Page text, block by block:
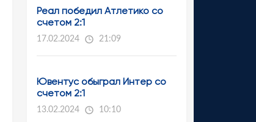
Реал победил Атлетико со
счетом 2:1
17.02.2024 21:09
Ювентус обыграл Интер со
счетом 2:1
13.02.2024 10:10